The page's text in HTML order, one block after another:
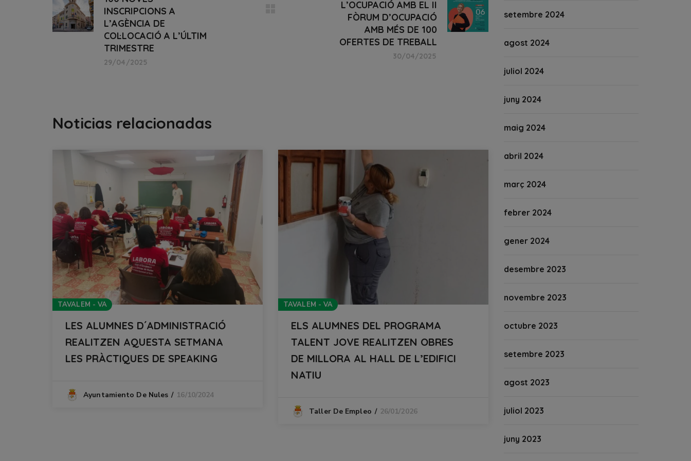
INSCRIPCIONS A
L’AGÈNCIA DE
COL·LOCACIÓ A L’ÚLTIM
TRIMESTRE
29/04/2025
L’OCUPACIÓ AMB EL II
FÒRUM D’OCUPACIÓ
AMB MÉS DE 100
OFERTES DE TREBALL
30/04/2025
Noticias relacionadas
TAVALEM - VA
LES ALUMNES D´ADMINISTRACIÓ
REALITZEN AQUESTA SETMANA
LES PRÀCTIQUES DE SPEAKING
Ayuntamiento De Nules 16/10/2024
TAVALEM - VA
ELS ALUMNES DEL PROGRAMA
TALENT JOVE REALITZEN OBRES
DE MILLORA AL HALL DE L’EDIFICI
NATIU
Taller De Empleo 26/01/2026
setembre 2024
agost 2024
juliol 2024
juny 2024
maig 2024
abril 2024
març 2024
febrer 2024
gener 2024
desembre 2023
novembre 2023
octubre 2023
setembre 2023
agost 2023
juliol 2023
juny 2023